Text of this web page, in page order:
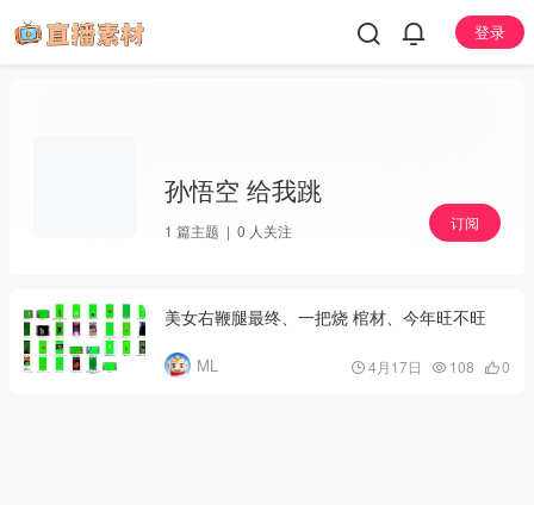
登录
孙悟空 给我跳
1 篇主题 | 0 人关注 订阅
美女右鞭腿最终、一把烧 棺材、今年旺不旺
ML 4月17日 108 0